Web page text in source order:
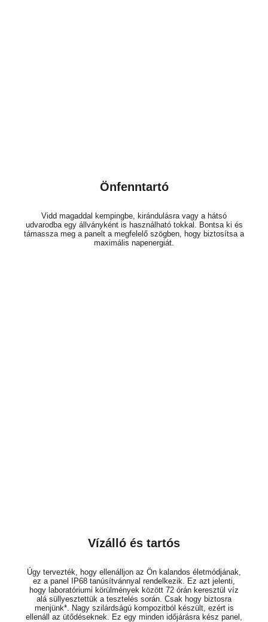
Önfenntartó
Vidd magaddal kempingbe, kirándulásra vagy a hátsó
udvarodba egy állványként is használható tokkal. Bontsa ki és
támassza meg a panelt a megfelelő szögben, hogy biztosítsa a
maximális napenergiát.
Vízálló és tartós
Úgy tervezték, hogy ellenálljon az Ön kalandos életmódjának,
ez a panel IP68 tanúsítvánnyal rendelkezik. Ez azt jelenti,
hogy laboratóriumi körülmények között 72 órán keresztül víz
alá süllyesztettük a tesztelés során. Csak hogy biztosra
menjünk*. Nagy szilárdságú kompozitból készült, ezért is
ellenáll az ütődéseknek. Ez egy minden időjárásra kész panel,